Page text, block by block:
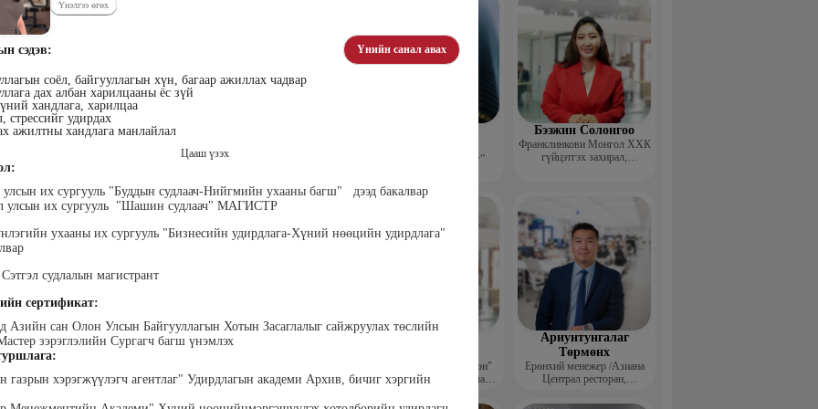
Үнэлгээ өгөх
сэдэв: Үнийн санал авах
соёл, байгууллагын хүн, багаар ажиллах чадвар
дах албан харилцааны ёс зүй
хандлага, харилцаа
стрессийг удирдах
ажилтны хандлага манлайлал
Цааш үзэх
их сургууль "Буддын судлаач-Нийгмийн ухааны багш" дээд бакалвар
улсын их сургууль "Шашин судлаач" МАГИСТР
ухааны их сургууль "Бизнесийн удирдлага-Хүний нөөцийн удирдлага"
судлалын магистрант
сертификат:
Азийн сан Олон Улсын Байгууллагын Хотын Засаглалыг сайжруулах төслийн
зэрэглэлийн Сургагч багш үнэмлэх
газрын хэрэгжүүлэгч агентлаг" Удирдлагын академи Архив, бичиг хэргийн
Алтан-Авдар Ирээдүй
Хөгжлийн Институтийн
Наран анд консалтинг”
Бээжин Солонгоо
Франклинкови Монгол ХХК
гүйцэтгэх захирал,
ТББ-
Зүрх
Ганболд Тод-Эрдэнэ
Маркетинг менежер - Зангиа
Мэндбаяр Төгөлдөр
захирал
МСНЭ-ийн "Ган үзэгтэн"
шагналт сэтгүүлч, Урлаг
Ариунтунгалаг
Төрмөнх
Ерөнхий менежер /Азиана
Централ ресторан,
катеринг ХХК/